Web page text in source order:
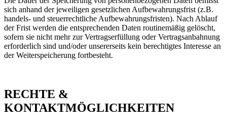
sich anhand der jeweiligen gesetzlichen Aufbewahrungsfrist (z.B.
handels- und steuerrechtliche Aufbewahrungsfristen). Nach Ablauf
der Frist werden die entsprechenden Daten routinemäßig gelöscht,
sofern sie nicht mehr zur Vertragserfüllung oder Vertragsanbahnung
erforderlich sind und/oder unsererseits kein berechtigtes Interesse an
der Weiterspeicherung fortbesteht.
RECHTE &
KONTAKTMÖGLICHKEITEN